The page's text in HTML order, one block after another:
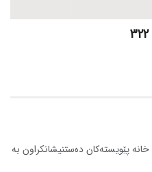
خانە پێویستەکان دەستنیشانکراون بە